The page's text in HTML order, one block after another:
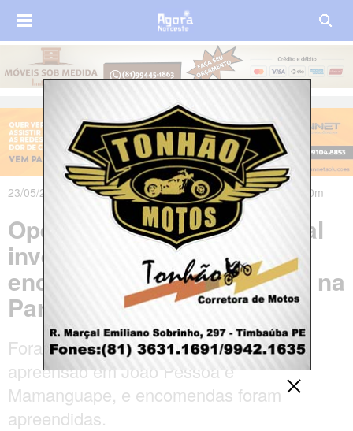
23/05/2024 às 20h25m - Atualizado em 23/05/2024 às 22h10m
Operação da Polícia Federal
investiga desvios de
encomendas dos Correios, na
Paraíba
Foram cumpridos dois mandados de
apreensão em João Pessoa e
Mamanguape, e encomendas foram
apreendidas.